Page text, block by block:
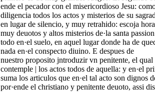
ende el pecador con el misericordioso Jesu:
diligencia todos los actos y misterios de su
en lugar de silencio, y muy retrahido: escoja
muy deuotos y altos misterios de·la santa
todo en·el suelo, en aquel lugar donde ha de
nada en·el conspecto diuino. E despues de
nuestro proposito jntroduzir vn penitente, el
contemple | los actos todos de aquella: y en·el
suma los articulos que en·el tal acto son dignos
por·ende el christiano y penitente deuoto, assi